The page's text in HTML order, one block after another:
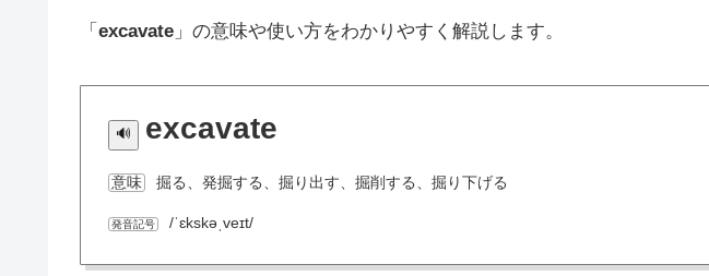
「 excavate 」の意味や使い方をわかりやすく解説します。
excavate
意味 掘る、発掘する、掘り出す、掘削する、掘り下げる
発音記号 /ˈɛkskəˌveɪt/